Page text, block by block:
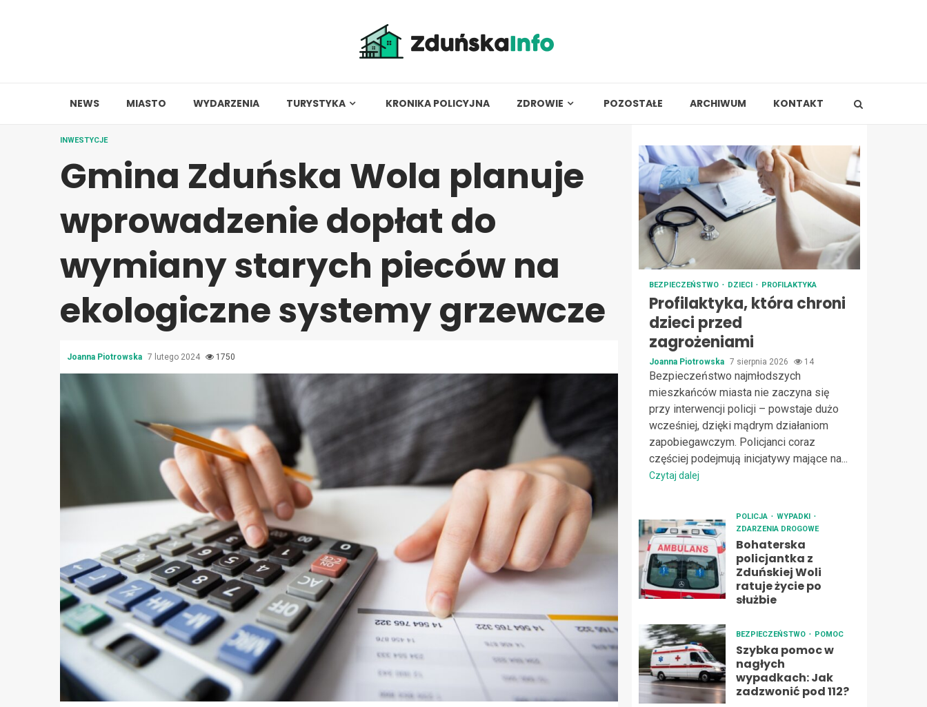
NEWS MIASTO WYDARZENIA TURYSTYKA KRONIKA POLICYJNA ZDROWIE POZOSTAŁE ARCHIWUM KONTAKT
INWESTYCJE
Gmina Zduńska Wola planuje
wprowadzenie dopłat do
wymiany starych pieców na
ekologiczne systemy grzewcze
Joanna Piotrowska 7 lutego 2024 1750
BEZPIECZEŃSTWO DZIECI PROFILAKTYKA
Profilaktyka, która chroni
dzieci przed
zagrożeniami
Joanna Piotrowska 7 sierpnia 2026 14
Bezpieczeństwo najmłodszych
mieszkańców miasta nie zaczyna się
przy interwencji policji – powstaje dużo
wcześniej, dzięki mądrym działaniom
zapobiegawczym. Policjanci coraz
częściej podejmują inicjatywy mające na...
Czytaj dalej
POLICJA
WYPADKI
ZDARZENIA DROGOWE
Bohaterska
policjantka z
Zduńskiej Woli
ratuje życie po
służbie
BEZPIECZEŃSTWO POMOC
Szybka pomoc w
nagłych
wypadkach: Jak
zadzwonić pod 112?